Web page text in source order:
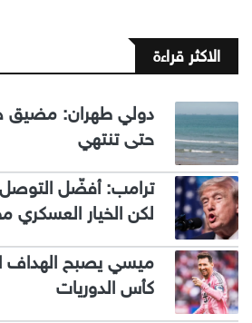
الاكثر قراءة
دولي طهران: مضيق
حتى تنتهي
ترامب: أفضّل التوصل
لكن الخيار العسكري
ميسي يصبح الهداف
كأس الدوريات